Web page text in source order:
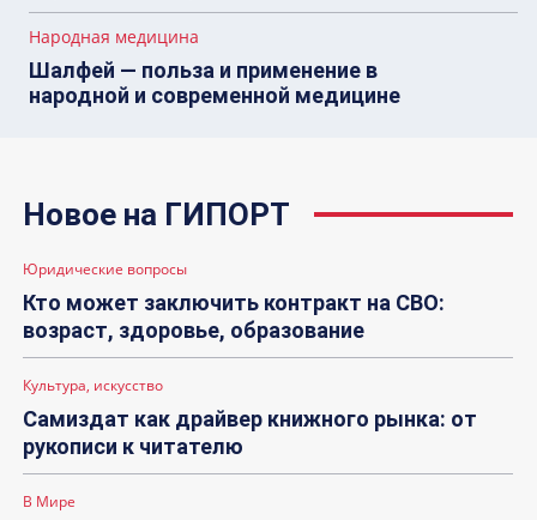
Народная медицина
Шалфей — польза и применение в
народной и современной медицине
Новое на ГИПОРТ
Юридические вопросы
Кто может заключить контракт на СВО:
возраст, здоровье, образование
Культура, искусство
Самиздат как драйвер книжного рынка: от
рукописи к читателю
В Мире